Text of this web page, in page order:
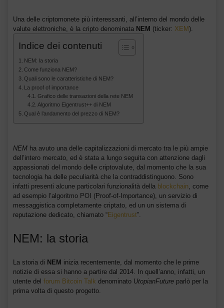
Una delle criptomonete più interessanti, all’interno del mondo delle
valute elettroniche, è la cripto denominata NEM (ticker: XEM).
Indice dei contenuti
NEM: la storia
Come funziona NEM?
Quali sono le caratteristiche di NEM?
La proof of importance
Grafico delle transazioni della rete NEM
Algoritmo Eigentrust++ di NEM
Qual è l’andamento del prezzo di NEM?
NEM ha avuto una delle capitalizzazioni di mercato tra le più ampie
dell’intero mercato, ed è stata a lungo seguita con attenzione dagli
appassionati del mondo delle criptovalute, dal momento che la sua
tecnologia ha delle peculiarità che la contraddistinguono. Sono
infatti presenti alcune particolari funzionalità della blockchain, come
ad esempio l’algoritmo POI (Proof-of-Importance), un servizio di
messaggistica completamente criptato, ed un un sistema di
reputazione dedicato, chiamato “Eigentrust”.
NEM: la storia
La storia di NEM inizia recentemente, dal momento che le prime
notizie di essa si hanno a partire dal 2014. In quell’anno, infatti, un
utente del forum Bitcoin Talk denominato UtopianFuture parlò per la
prima volta di questo progetto.